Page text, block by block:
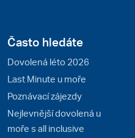
Často hledáte
Dovolená léto 2026
Last Minute u moře
Poznávací zájezdy
Nejlevnější dovolená u
moře s all inclusive